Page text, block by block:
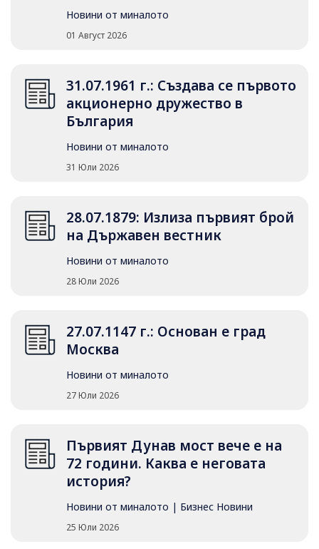
Новини от миналото
01 Август 2026
31.07.1961 г.: Създава се първото
акционерно дружество в
България
Новини от миналото
31 Юли 2026
28.07.1879: Излиза първият брой
на Държавен вестник
Новини от миналото
28 Юли 2026
27.07.1147 г.: Основан е град
Москва
Новини от миналото
27 Юли 2026
Първият Дунав мост вече е на
72 години. Каква е неговата
история?
Новини от миналото | Бизнес Новини
25 Юли 2026